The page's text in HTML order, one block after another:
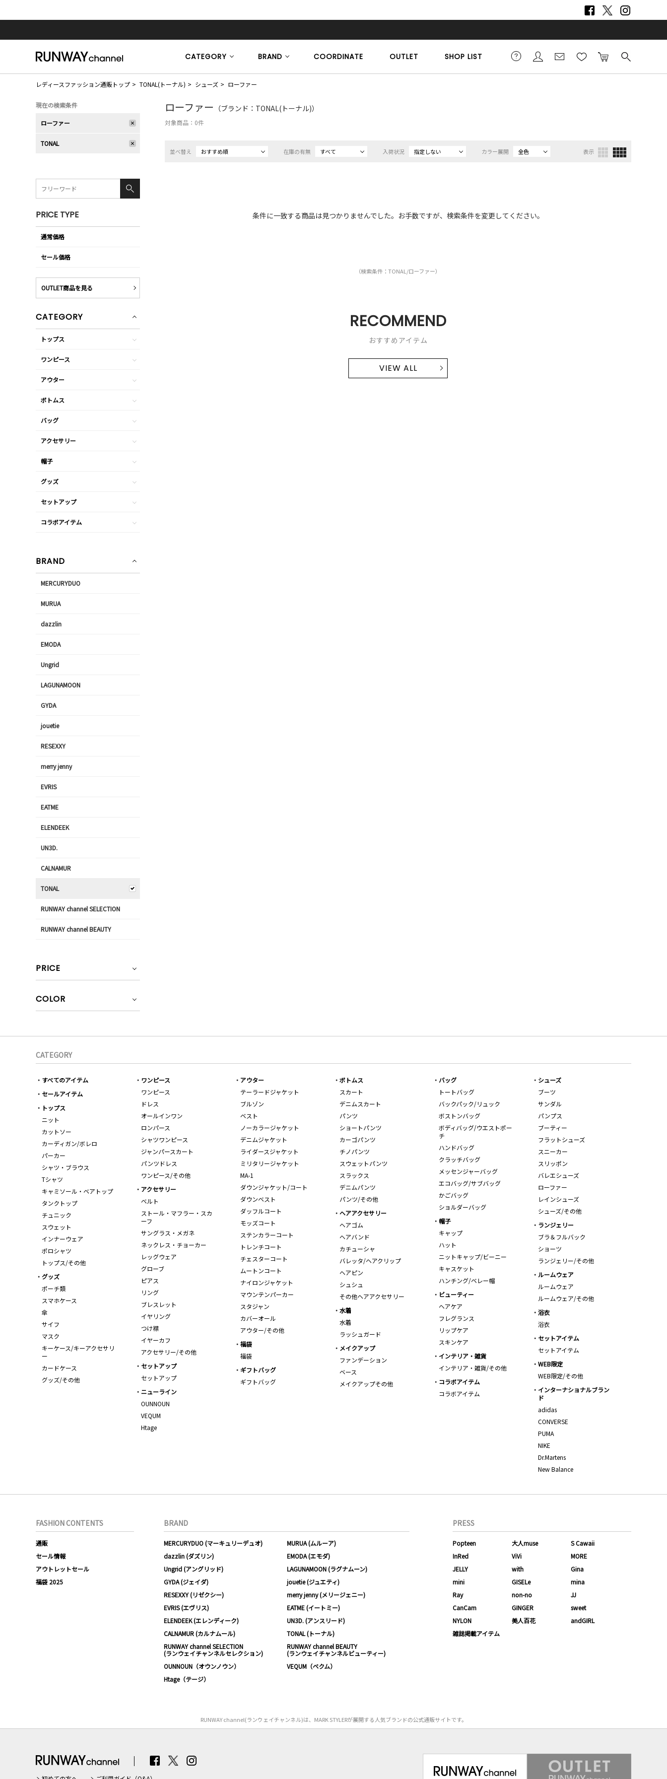
CATEGORY BRAND COORDINATE OUTLET SHOP LIST
レディースファッション通販トップ TONAL(トーナル) シューズ ローファー
ローファー （ブランド：TONAL(トーナル)）
対象商品： 0件
並べ替え おすすめ順 在庫の有無 すべて 入荷状況 指定しない カラー展開 全色 表示
条件に一致する商品は見つかりませんでした。お手数ですが、検索条件を変更してください。
（検索条件：TONAL/ローファー）
RECOMMEND
おすすめアイテム
VIEW ALL
現在の検索条件
ローファー
TONAL
PRICE TYPE
通常価格
セール価格
OUTLET商品を見る
CATEGORY
トップス
ワンピース
アウター
ボトムス
バッグ
アクセサリー
帽子
グッズ
セットアップ
コラボアイテム
BRAND
MERCURYDUO
MURUA
dazzlin
EMODA
Ungrid
LAGUNAMOON
GYDA
jouetie
RESEXXY
merry jenny
EVRIS
EATME
ELENDEEK
UN3D.
CALNAMUR
TONAL
RUNWAY channel SELECTION
RUNWAY channel BEAUTY
PRICE
COLOR
CATEGORY
すべてのアイテム
セールアイテム
トップス
ニット
カットソー
カーディガン/ボレロ
パーカー
シャツ・ブラウス
Tシャツ
キャミソール・ベアトップ
タンクトップ
チュニック
スウェット
インナーウェア
ポロシャツ
トップス/その他
ワンピース
ワンピース
ドレス
オールインワン
ロンパース
シャツワンピース
ジャンパースカート
パンツドレス
ワンピース/その他
アウター
テーラードジャケット
ブルゾン
ベスト
ノーカラージャケット
デニムジャケット
ライダースジャケット
ミリタリージャケット
MA-1
ダウンジャケット/コート
ダウンベスト
ダッフルコート
モッズコート
ステンカラーコート
トレンチコート
チェスターコート
ムートンコート
ナイロンジャケット
マウンテンパーカー
スタジャン
カバーオール
アウター/その他
ボトムス
スカート
デニムスカート
パンツ
ショートパンツ
カーゴパンツ
チノパンツ
スウェットパンツ
スラックス
デニムパンツ
パンツ/その他
バッグ
トートバッグ
バックパック/リュック
ボストンバッグ
ボディバッグ/ウエストポー
チ
ハンドバッグ
クラッチバッグ
メッセンジャーバッグ
エコバッグ/サブバッグ
かごバッグ
ショルダーバッグ
シューズ
ブーツ
サンダル
パンプス
ブーティー
フラットシューズ
スニーカー
スリッポン
バレエシューズ
ローファー
レインシューズ
シューズ/その他
アクセサリー
ベルト
ストール・マフラー・スカ
ーフ
サングラス・メガネ
ネックレス・チョーカー
レッグウェア
グローブ
ピアス
リング
ブレスレット
イヤリング
つけ襟
イヤーカフ
アクセサリー/その他
ヘアアクセサリー
ヘアゴム
ヘアバンド
カチューシャ
バレッタ/ヘアクリップ
ヘアピン
シュシュ
その他ヘアアクセサリー
帽子
キャップ
ハット
ニットキャップ/ビーニー
キャスケット
ハンチング/ベレー帽
ランジェリー
ブラ＆フルバック
ショーツ
ランジェリー/その他
ルームウェア
ルームウェア
ルームウェア/その他
グッズ
ポーチ類
スマホケース
傘
サイフ
マスク
キーケース/キーアクセサリ
ー
カードケース
グッズ/その他
ビューティー
ヘアケア
フレグランス
リップケア
スキンケア
水着
水着
ラッシュガード
浴衣
浴衣
セットアイテム
セットアイテム
福袋
福袋
メイクアップ
ファンデーション
ベース
メイクアップその他
インテリア・雑貨
インテリア・雑貨/その他
WEB限定
WEB限定/その他
セットアップ
セットアップ
ギフトバッグ
ギフトバッグ
コラボアイテム
コラボアイテム
インターナショナルブラン
ド
adidas
CONVERSE
PUMA
NIKE
Dr.Martens
New Balance
ニューライン
OUNNOUN
VEQUM
Htage
FASHION CONTENTS
通販
セール情報
アウトレットセール
福袋 2025
BRAND
MERCURYDUO (マーキュリーデュオ)
MURUA (ムルーア)
dazzlin (ダズリン)
EMODA (エモダ)
Ungrid (アングリッド)
LAGUNAMOON (ラグナムーン)
GYDA (ジェイダ)
jouetie (ジュエティ)
RESEXXY (リゼクシー)
merry jenny (メリージェニー)
EVRIS (エヴリス)
EATME (イートミー)
ELENDEEK (エレンディーク)
UN3D. (アンスリード)
CALNAMUR (カルナムール)
TONAL (トーナル)
RUNWAY channel SELECTION
(ランウェイチャンネルセレクション)
RUNWAY channel BEAUTY
(ランウェイチャンネルビューティー)
OUNNOUN（オウンノウン）
VEQUM（ベクム）
Htage（テージ）
PRESS
Popteen 大人muse
S Cawaii
InRed
ViVi
MORE
JELLY
with
Gina
mini
GISELe
mina
Ray
non-no
JJ
CanCam
GINGER
sweet
NYLON
美人百花
andGIRL
雑誌掲載アイテム
RUNWAY channel(ランウェイチャンネル)は、MARK STYLERが展開する人気ブランドの公式通販サイトです。